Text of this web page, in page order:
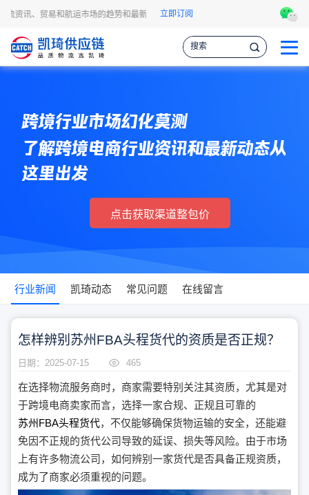
资讯、贸易和航运市场的趋势和最新事件，让您掌握各种情报，作出更明智的供应
立即订阅
跨境行业市场幻化莫测
了解跨境电商行业资讯和最新动态从
这里出发
点击获取渠道整包价
行业新闻 凯琦动态 常见问题 在线留言
怎样辨别苏州FBA头程货代的资质是否正规？
日期：2025-07-15 465
在选择物流服务商时，商家需要特别关注其资质，尤其是对
于跨境电商卖家而言，选择一家合规、正规且可靠的
苏州FBA头程货代，不仅能够确保货物运输的安全，还能避
免因不正规的货代公司导致的延误、损失等风险。由于市场
上有许多物流公司，如何辨别一家货代是否具备正规资质，
成为了商家必须重视的问题。